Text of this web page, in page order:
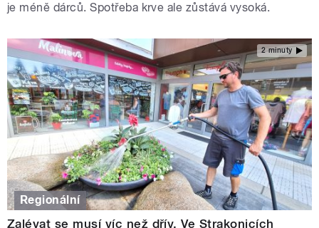
je méně dárců. Spotřeba krve ale zůstává vysoká.
2 minuty
Regionální
Zalévat se musí víc než dřív. Ve Strakonicích